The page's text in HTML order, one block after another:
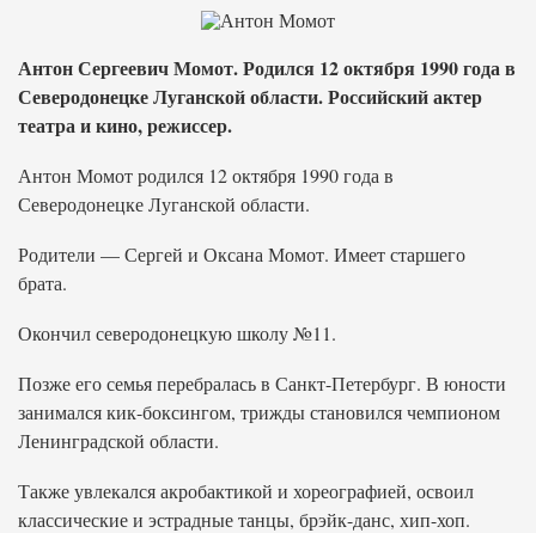
Антон Сергеевич Момот. Родился 12 октября 1990 года в
Северодонецке Луганской области. Российский актер
театра и кино, режиссер.
Антон Момот родился 12 октября 1990 года в
Северодонецке Луганской области.
Родители — Сергей и Оксана Момот. Имеет старшего
брата.
Окончил северодонецкую школу №11.
Позже его семья перебралась в Санкт-Петербург. В юности
занимался кик-боксингом, трижды становился чемпионом
Ленинградской области.
Также увлекался акробактикой и хореографией, освоил
классические и эстрадные танцы, брэйк-данс, хип-хоп.